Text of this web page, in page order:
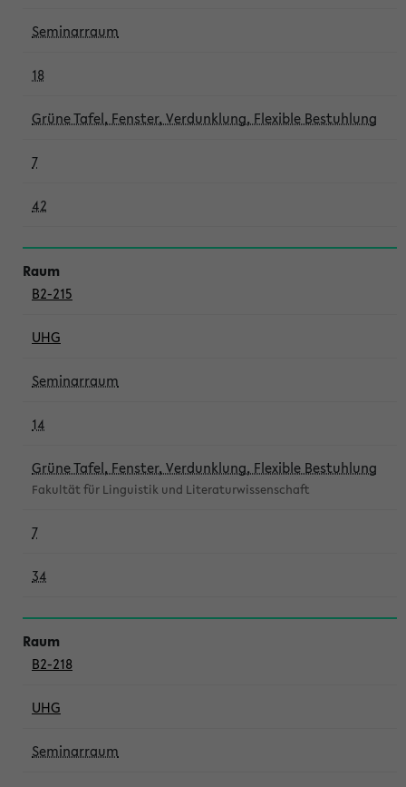
Seminarraum
18
Grüne Tafel, Fenster, Verdunklung, Flexible Bestuhlung
7
42
B2-215
UHG
Seminarraum
14
Grüne Tafel, Fenster, Verdunklung, Flexible Bestuhlung
Fakultät für Linguistik und Literaturwissenschaft
7
34
B2-218
UHG
Seminarraum